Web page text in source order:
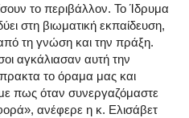
το περιβάλλον. Το Ίδρυμα
στη βιωματική εκπαίδευση,
τη γνώση και την πράξη.
αγκάλιασαν αυτή την
το όραμα μας και
πως όταν συνεργαζόμαστε
ανέφερε η κ. Ελισάβετ